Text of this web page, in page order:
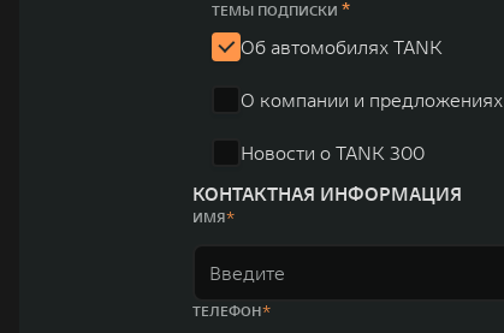
ТЕМЫ ПОДПИСКИ *
Об автомобилях TANK
О компании и предложениях
Новости о TANK 300
КОНТАКТНАЯ ИНФОРМАЦИЯ
ИМЯ
ТЕЛЕФОН